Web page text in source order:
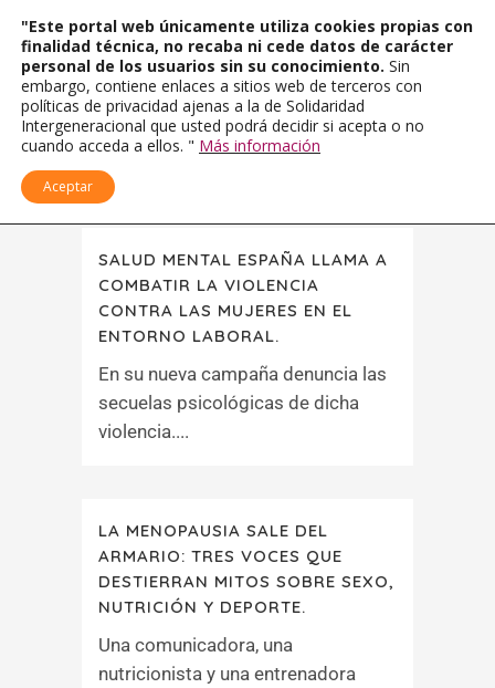
SALUD MENTAL ESPAÑA LLAMA A
COMBATIR LA VIOLENCIA
CONTRA LAS MUJERES EN EL
ENTORNO LABORAL.
En su nueva campaña denuncia las
secuelas psicológicas de dicha
violencia....
LA MENOPAUSIA SALE DEL
ARMARIO: TRES VOCES QUE
DESTIERRAN MITOS SOBRE SEXO,
NUTRICIÓN Y DEPORTE.
Una comunicadora, una
nutricionista y una entrenadora
"Este portal web únicamente utiliza cookies propias con
finalidad técnica, no recaba ni cede datos de carácter
personal de los usuarios sin su conocimiento. Sin
embargo, contiene enlaces a sitios web de terceros con
políticas de privacidad ajenas a la de Solidaridad
Intergeneracional que usted podrá decidir si acepta o no
cuando acceda a ellos. " Más información
Aceptar